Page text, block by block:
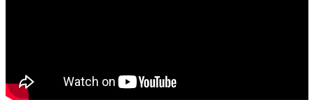
Apple